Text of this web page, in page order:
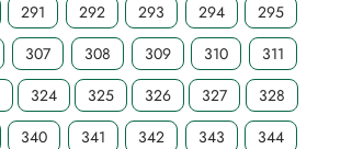
291 292 293 294
295
307 308 309 310
311
324 325 326 327
328
340 341 342 343
344